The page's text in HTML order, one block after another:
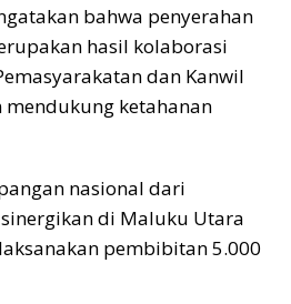
bahwa penyerahan
hasil kolaborasi
dan Kanwil
ketahanan
nasional dari
di Maluku Utara
pembibitan 5.000